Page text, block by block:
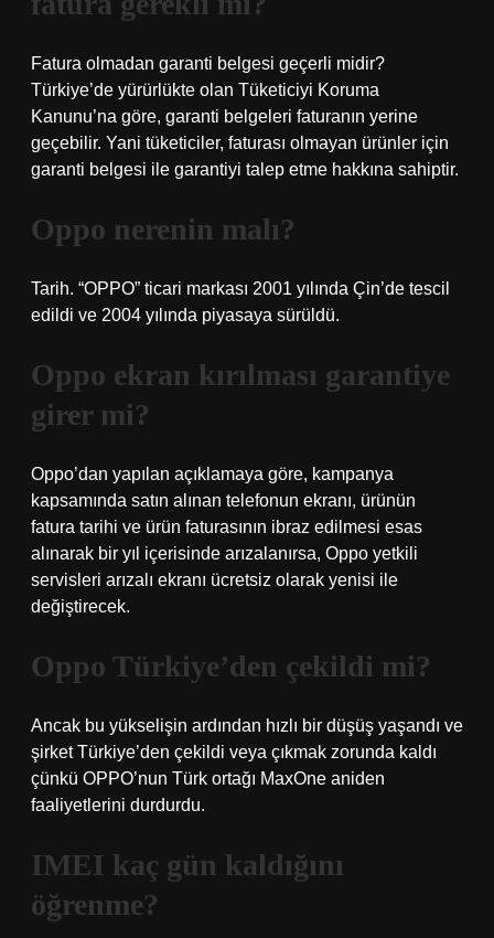
Fatura olmadan garanti belgesi geçerli midir?
Türkiye’de yürürlükte olan Tüketiciyi Koruma
Kanunu’na göre, garanti belgeleri faturanın yerine
geçebilir. Yani tüketiciler, faturası olmayan ürünler için
garanti belgesi ile garantiyi talep etme hakkına sahiptir.
Oppo nerenin malı?
Tarih. “OPPO” ticari markası 2001 yılında Çin’de tescil
edildi ve 2004 yılında piyasaya sürüldü.
Oppo ekran kırılması garantiye
girer mi?
Oppo’dan yapılan açıklamaya göre, kampanya
kapsamında satın alınan telefonun ekranı, ürünün
fatura tarihi ve ürün faturasının ibraz edilmesi esas
alınarak bir yıl içerisinde arızalanırsa, Oppo yetkili
servisleri arızalı ekranı ücretsiz olarak yenisi ile
değiştirecek.
Oppo Türkiye’den çekildi mi?
Ancak bu yükselişin ardından hızlı bir düşüş yaşandı ve
şirket Türkiye’den çekildi veya çıkmak zorunda kaldı
çünkü OPPO’nun Türk ortağı MaxOne aniden
faaliyetlerini durdurdu.
IMEI kaç gün kaldığını
öğrenme?